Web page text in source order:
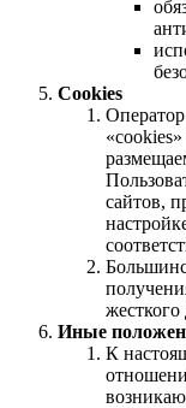
Cookies
сайтов,
жесткого
Иные
К